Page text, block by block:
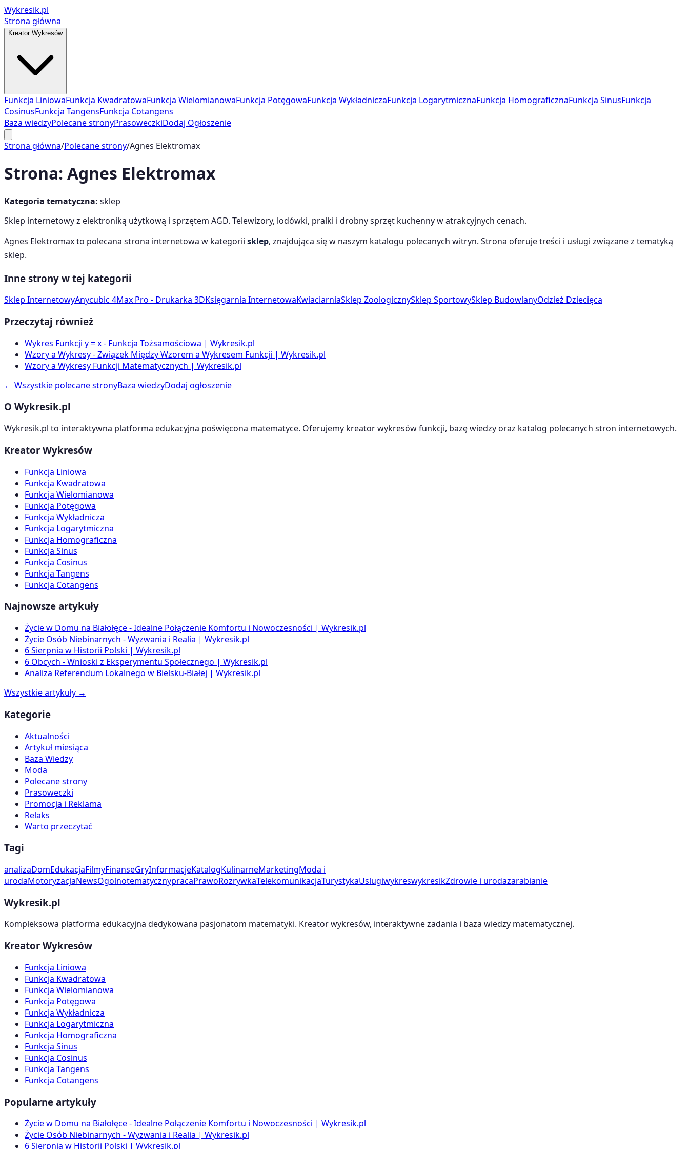
Wykresik.pl
Strona główna
Kreator Wykresów
Funkcja LiniowaFunkcja KwadratowaFunkcja WielomianowaFunkcja PotęgowaFunkcja WykładniczaFunkcja LogarytmicznaFunkcja HomograficznaFunkcja SinusFunkcja
CosinusFunkcja TangensFunkcja Cotangens
Baza wiedzyPolecane stronyPrasoweczkiDodaj Ogłoszenie
Strona główna/Polecane strony/Agnes Elektromax
Strona: Agnes Elektromax
Kategoria tematyczna: sklep
Sklep internetowy z elektroniką użytkową i sprzętem AGD. Telewizory, lodówki, pralki i drobny sprzęt kuchenny w atrakcyjnych cenach.
Agnes Elektromaxto polecana strona internetowa w kategorii sklep, znajdująca się w naszym katalogu polecanych witryn. Strona oferuje treści i usługi związane z tematyką
sklep.
Inne strony w tej kategorii
Sklep InternetowyAnycubic 4Max Pro - Drukarka 3DKsięgarnia InternetowaKwiaciarniaSklep ZoologicznySklep SportowySklep BudowlanyOdzież Dziecięca
Przeczytaj również
Wykres Funkcji y = x - Funkcja Tożsamościowa | Wykresik.pl
Wzory a Wykresy - Związek Między Wzorem a Wykresem Funkcji | Wykresik.pl
Wzory a Wykresy Funkcji Matematycznych | Wykresik.pl
← Wszystkie polecane stronyBaza wiedzyDodaj ogłoszenie
O Wykresik.pl
Wykresik.pl to interaktywna platforma edukacyjna poświęcona matematyce. Oferujemy kreator wykresów funkcji, bazę wiedzy oraz katalog polecanych stron internetowych.
Kreator Wykresów
Funkcja Liniowa
Funkcja Kwadratowa
Funkcja Wielomianowa
Funkcja Potęgowa
Funkcja Wykładnicza
Funkcja Logarytmiczna
Funkcja Homograficzna
Funkcja Sinus
Funkcja Cosinus
Funkcja Tangens
Funkcja Cotangens
Najnowsze artykuły
Życie w Domu na Białołęce - Idealne Połączenie Komfortu i Nowoczesności | Wykresik.pl
Życie Osób Niebinarnych - Wyzwania i Realia | Wykresik.pl
6 Sierpnia w Historii Polski | Wykresik.pl
6 Obcych - Wnioski z Eksperymentu Społecznego | Wykresik.pl
Analiza Referendum Lokalnego w Bielsku-Białej | Wykresik.pl
Wszystkie artykuły →
Kategorie
Aktualności
Artykuł miesiąca
Baza Wiedzy
Moda
Polecane strony
Prasoweczki
Promocja i Reklama
Relaks
Warto przeczytać
Tagi
analizaDomEdukacjaFilmyFinanseGryInformacjeKatalogKulinarneMarketingModa i
urodaMotoryzacjaNewsOgolnotematycznypracaPrawoRozrywkaTelekomunikacjaTurystykaUslugiwykreswykresikZdrowie i urodazarabianie
Wykresik.pl
Kompleksowa platforma edukacyjna dedykowana pasjonatom matematyki. Kreator wykresów, interaktywne zadania i baza wiedzy matematycznej.
Kreator Wykresów
Funkcja Liniowa
Funkcja Kwadratowa
Funkcja Wielomianowa
Funkcja Potęgowa
Funkcja Wykładnicza
Funkcja Logarytmiczna
Funkcja Homograficzna
Funkcja Sinus
Funkcja Cosinus
Funkcja Tangens
Funkcja Cotangens
Popularne artykuły
Życie w Domu na Białołęce - Idealne Połączenie Komfortu i Nowoczesności | Wykresik.pl
Życie Osób Niebinarnych - Wyzwania i Realia | Wykresik.pl
6 Sierpnia w Historii Polski | Wykresik.pl